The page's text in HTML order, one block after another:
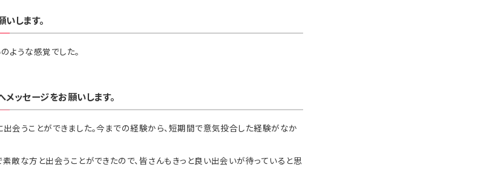
します。
ような感覚でした。
ッセージをお願いします。
会うことができました。今までの経験から、短期間で意気投合した経験がなか
敵な方と出会うことができたので、皆さんもきっと良い出会いが待っていると思